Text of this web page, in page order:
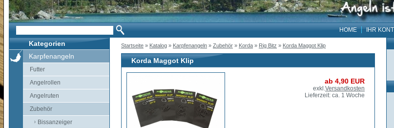
HOME IHR
Kategorien
Karpfenangeln
Futter
Angelrollen
Angelruten
Zubehör
Bissanzeiger
Startseite » Katalog » Karpfenangeln » Zubehör » Korda » Rig Bitz » Korda Maggot Klip
Korda Maggot Klip
ab 4,90 EUR
exkl.Versandkosten
Lieferzeit: ca. 1 Woche